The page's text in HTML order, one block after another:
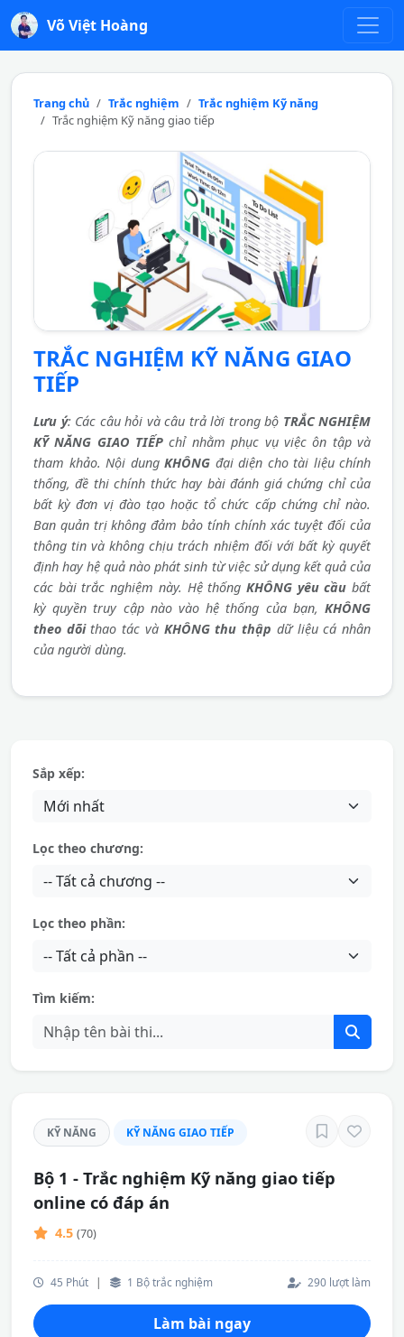
Võ Việt Hoàng
Trang chủ Trắc nghiệm
Trắc nghiệm Kỹ năng
Trắc nghiệm Kỹ năng giao tiếp
TRẮC NGHIỆM KỸ NĂNG GIAO
TIẾP
Lưu ý: Các câu hỏi và câu trả lời trong bộ TRẮC NGHIỆM
KỸ NĂNG GIAO TIẾP chỉ nhằm phục vụ việc ôn tập và
tham khảo. Nội dung KHÔNG đại diện cho tài liệu chính
thống, đề thi chính thức hay bài đánh giá chứng chỉ của
bất kỳ đơn vị đào tạo hoặc tổ chức cấp chứng chỉ nào.
Ban quản trị không đảm bảo tính chính xác tuyệt đối của
thông tin và không chịu trách nhiệm đối với bất kỳ quyết
định hay hệ quả nào phát sinh từ việc sử dụng kết quả của
các bài trắc nghiệm này. Hệ thống KHÔNG yêu cầu bất
kỳ quyền truy cập nào vào hệ thống của bạn, KHÔNG
theo dõithao tác và KHÔNG thu thập dữ liệu cá nhân
của người dùng.
Sắp xếp:
Lọc theo chương:
Lọc theo phần:
Tìm kiếm:
KỸ NĂNG KỸ NĂNG GIAO TIẾP
Bộ 1 - Trắc nghiệm Kỹ năng giao tiếp
online có đáp án
4.5 (70)
45 Phút | 1 Bộ trắc nghiệm 290 lượt làm
Làm bài ngay